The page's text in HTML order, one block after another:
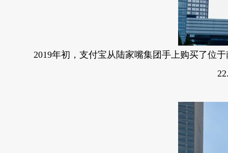
2019年初，支付宝从陆家嘴集团手上购买了位于南